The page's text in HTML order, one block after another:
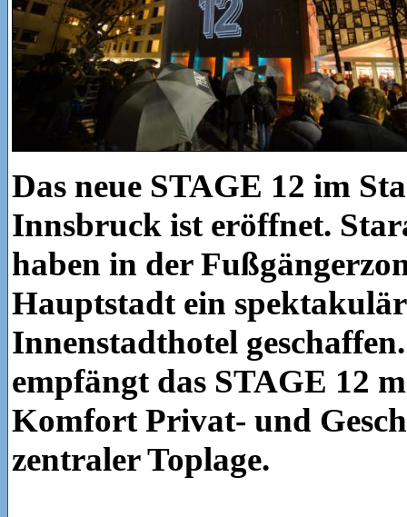
Das neue STAGE 12 im
Innsbruck ist eröffnet.
haben in der
Hauptstadt ein
Innenstadthotel
empfängt das STAGE 12
Komfort Privat- und
zentraler Toplage.